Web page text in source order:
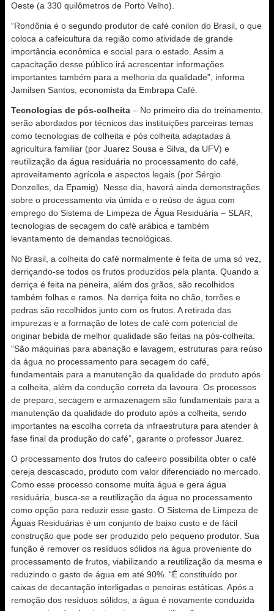
Oeste (a 330 quilômetros de Porto Velho).
“Rondônia é o segundo produtor de café conilon do Brasil, o que
coloca a cafeicultura da região como atividade de grande
importância econômica e social para o estado. Assim a
capacitação desse público irá acrescentar informações
importantes também para a melhoria da qualidade”, informa
Jamilsen Santos, economista da Embrapa Café.
Tecnologias de pós-colheita – No primeiro dia do treinamento,
serão abordados por técnicos das instituições parceiras temas
como tecnologias de colheita e pós colheita adaptadas à
agricultura familiar (por Juarez Sousa e Silva, da UFV) e
reutilização da água residuária no processamento do café,
aproveitamento agrícola e aspectos legais (por Sérgio
Donzelles, da Epamig). Nesse dia, haverá ainda demonstrações
sobre o processamento via úmida e o reúso de água com
emprego do Sistema de Limpeza de Água Residuária – SLAR,
tecnologias de secagem do café arábica e também
levantamento de demandas tecnológicas.
No Brasil, a colheita do café normalmente é feita de uma só vez,
derriçando-se todos os frutos produzidos pela planta. Quando a
derriça é feita na peneira, além dos grãos, são recolhidos
também folhas e ramos. Na derriça feita no chão, torrões e
pedras são recolhidos junto com os frutos. A retirada das
impurezas e a formação de lotes de café com potencial de
originar bebida de melhor qualidade são feitas na pós-colheita.
“São máquinas para abanação e lavagem, estruturas para reúso
da água no processamento para secagem do café,
fundamentais para a manutenção da qualidade do produto após
a colheita, além da condução correta da lavoura. Os processos
de preparo, secagem e armazenagem são fundamentais para a
manutenção da qualidade do produto após a colheita, sendo
importantes na escolha correta da infraestrutura para atender à
fase final da produção do café”, garante o professor Juarez.
O processamento dos frutos do cafeeiro possibilita obter o café
cereja descascado, produto com valor diferenciado no mercado.
Como esse processo consome muita água e gera água
residuária, busca-se a reutilização da água no processamento
como opção para reduzir esse gasto. O Sistema de Limpeza de
Águas Residuárias é um conjunto de baixo custo e de fácil
construção que pode ser produzido pelo pequeno produtor. Sua
função é remover os resíduos sólidos na água proveniente do
processamento de frutos, viabilizando a reutilização da mesma e
reduzindo o gasto de água em até 90%. “É constituído por
caixas de decantação interligadas e peneiras estáticas. Após a
remoção dos resíduos sólidos, a água é novamente conduzida